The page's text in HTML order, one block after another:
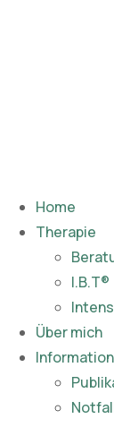
Home
Therapie
I.B.T®
Über mich